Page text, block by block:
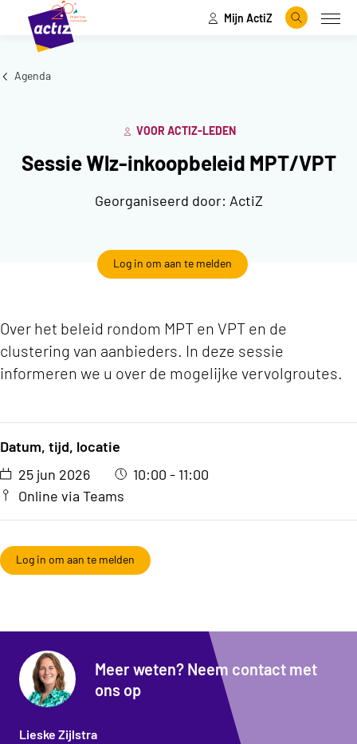
Naar hoofdinhoud
Naar menu Mijn ActiZ
Zoeken
Agenda
VOOR ACTIZ-LEDEN
Sessie Wlz-inkoopbeleid MPT/VPT
Georganiseerd door: ActiZ
Log in om aan te melden
Over het beleid rondom MPT en VPT en de
clustering van aanbieders. In deze sessie
informeren we u over de mogelijke vervolgroutes.
Datum, tijd, locatie
25 jun 2026
10:00 - 11:00
Online via Teams
Log in om aan te melden
Meer weten? Neem contact met
ons op
Lieske Zijlstra